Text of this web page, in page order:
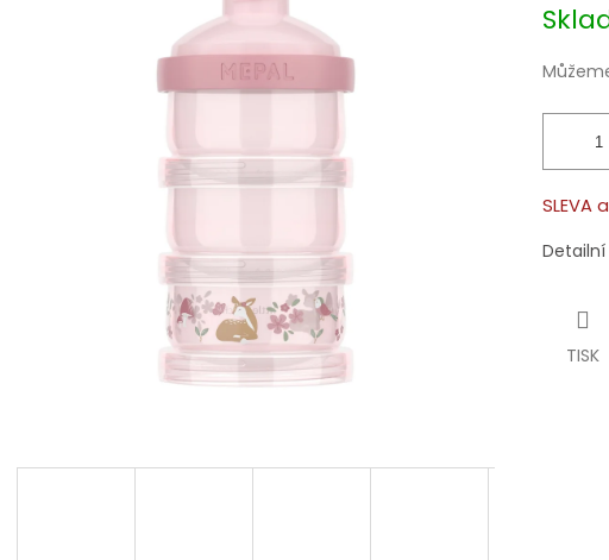
cena:
SLEVA
TISK